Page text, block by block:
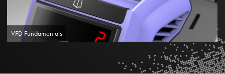
VFD Fundamentals